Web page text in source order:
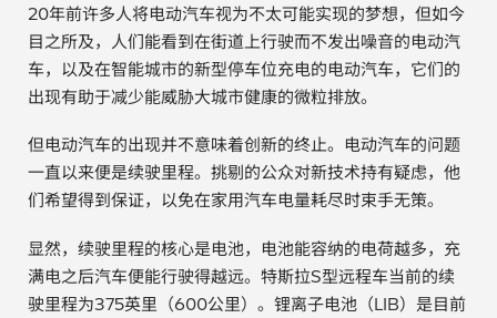
20年前许多人将电动汽车视为不太可能实现的梦想，但如今
目之所及，人们能看到在街道上行驶而不发出噪音的电动汽
车，以及在智能城市的新型停车位充电的电动汽车，它们的
出现有助于减少能威胁大城市健康的微粒排放。
但电动汽车的出现并不意味着创新的终止。电动汽车的问题
一直以来便是续驶里程。挑剔的公众对新技术持有疑虑，他
们希望得到保证，以免在家用汽车电量耗尽时束手无策。
显然，续驶里程的核心是电池，电池能容纳的电荷越多，充
满电之后汽车便能行驶得越远。特斯拉S型远程车当前的续
驶里程为375英里（600公里）。锂离子电池（LIB）是目前